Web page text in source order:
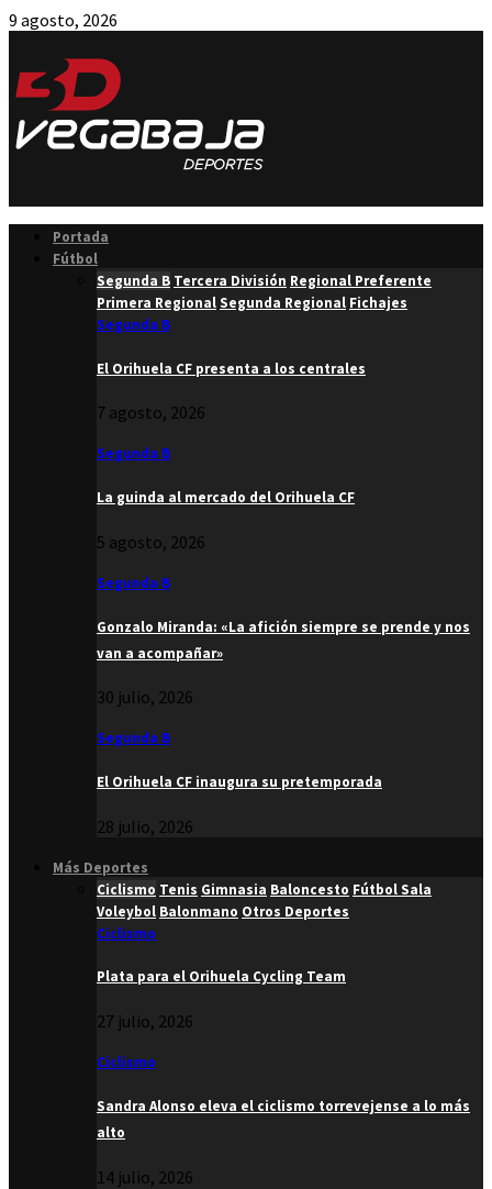
9 agosto, 2026
Portada
Fútbol
Segunda B Tercera División Regional Preferente
Primera RegionalSegunda Regional Fichajes
Segunda B
El Orihuela CF presenta a los centrales
7 agosto, 2026
Segunda B
La guinda al mercado del Orihuela CF
5 agosto, 2026
Segunda B
Gonzalo Miranda: «La afición siempre se prende y nos
van a acompañar»
30 julio, 2026
Segunda B
El Orihuela CF inaugura su pretemporada
28 julio, 2026
Más Deportes
Ciclismo Tenis Gimnasia Baloncesto Fútbol Sala
Voleybol Balonmano Otros Deportes
Ciclismo
Plata para el Orihuela Cycling Team
27 julio, 2026
Ciclismo
Sandra Alonso eleva el ciclismo torrevejense a lo más
alto
14 julio, 2026